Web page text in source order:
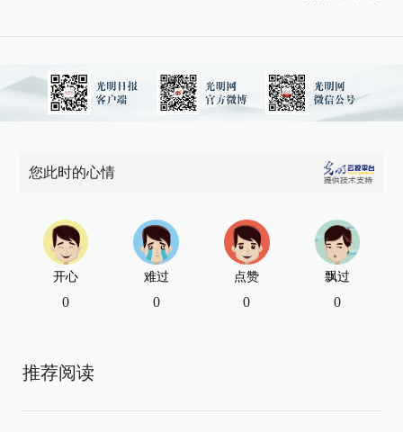
您此时的心情
开心
0
难过
0
点赞
0
飘过
0
推荐阅读